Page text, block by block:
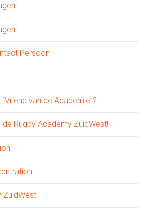
Persoon
van de Academie”?
de Rugby Academy ZuidWest!
ZuidWest